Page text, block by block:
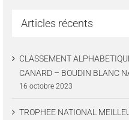
Articles récents
CLASSEMENT
CANARD – BOUDIN BLANC
16 octobre 2023
TROPHEE NATIONAL